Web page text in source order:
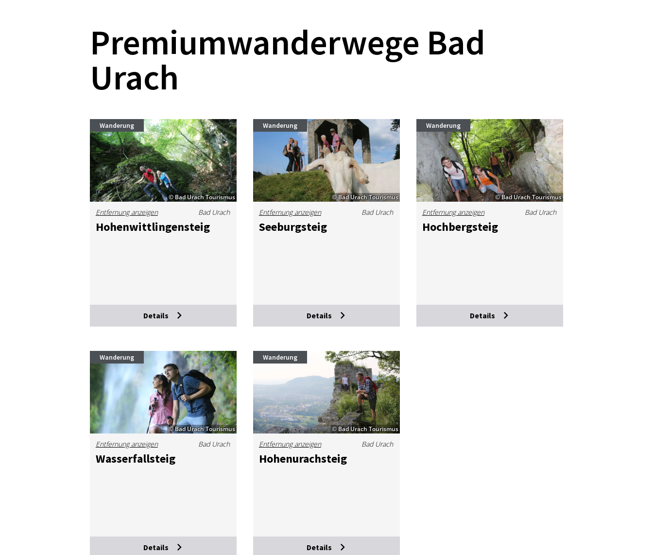
Premiumwanderwege Bad
Urach
© Bad Urach Tourismus
Wanderung
Entfernung anzeigen Bad Urach
Ho­hen­witt­lin­gen­steig
Details
© Bad Urach Tourismus
Wanderung
Entfernung anzeigen Bad Urach
See­burg­steig
Details
© Bad Urach Tourismus
Wanderung
Entfernung anzeigen Bad Urach
Hoch­berg­steig
Details
© Bad Urach Tourismus
Wanderung
Entfernung anzeigen Bad Urach
Was­ser­fall­steig
Details
© Bad Urach Tourismus
Wanderung
Entfernung anzeigen Bad Urach
Ho­hen­u­rach­steig
Details